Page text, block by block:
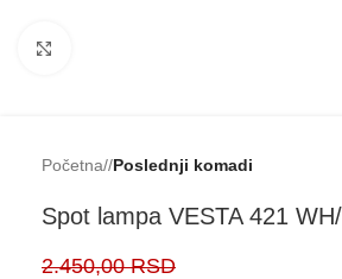
Početna/ Poslednji komadi
Spot lampa VESTA 421
2.450,00RSD